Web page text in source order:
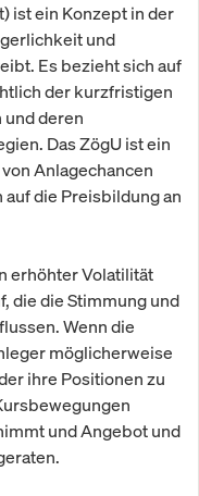
ist ein Konzept in der
und
Es bezieht sich auf
der kurzfristigen
deren
Das ZögU ist ein
Anlagechancen
die Preisbildung an
erhöhter Volatilität
die die Stimmung und
Wenn die
möglicherweise
ihre Positionen zu
und Angebot und